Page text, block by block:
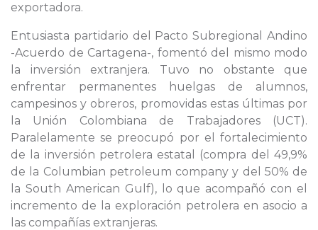
exportadora.
Entusiasta partidario del Pacto Subregional Andino
-Acuerdo de Cartagena-, fomentó del mismo modo
la inversión extranjera. Tuvo no obstante que
enfrentar permanentes huelgas de alumnos,
campesinos y obreros, promovidas estas últimas por
la Unión Colombiana de Trabajadores (UCT).
Paralelamente se preocupó por el fortalecimiento
de la inversión petrolera estatal (compra del 49,9%
de la Columbian petroleum company y del 50% de
la South American Gulf), lo que acompañó con el
incremento de la exploración petrolera en asocio a
las compañías extranjeras.